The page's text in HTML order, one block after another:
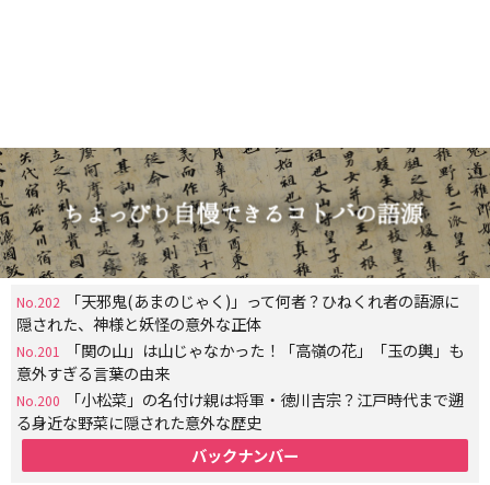
No.202
「天邪鬼(あまのじゃく)」って何者？ひねくれ者の語源に
隠された、神様と妖怪の意外な正体
No.201
「関の山」は山じゃなかった！「高嶺の花」「玉の輿」も
意外すぎる言葉の由来
No.200
「小松菜」の名付け親は将軍・徳川吉宗？江戸時代まで遡
る身近な野菜に隠された意外な歴史
バックナンバー